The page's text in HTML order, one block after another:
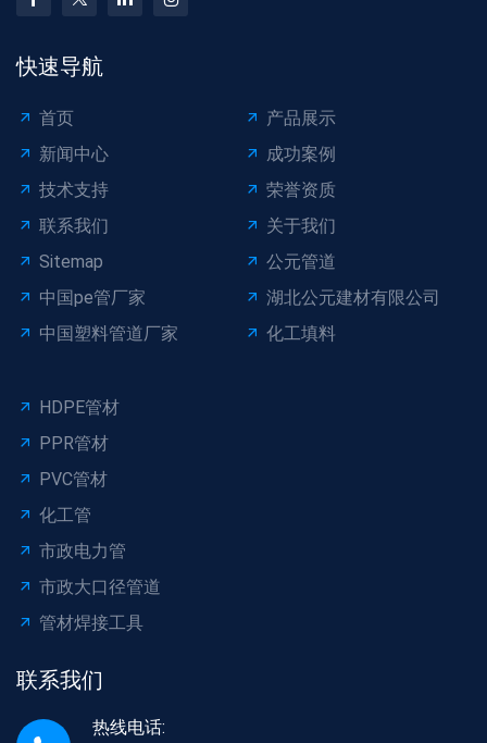
快速导航
首页
产品展示
新闻中心
成功案例
技术支持
荣誉资质
联系我们
关于我们
Sitemap
公元管道
中国pe管厂家
湖北公元建材有限公司
中国塑料管道厂家
化工填料
HDPE管材
PPR管材
PVC管材
化工管
市政电力管
市政大口径管道
管材焊接工具
联系我们
热线电话: